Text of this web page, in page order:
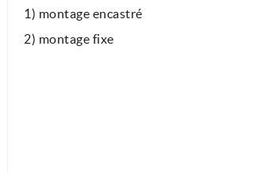
1) montage encastré
2) montage fixe